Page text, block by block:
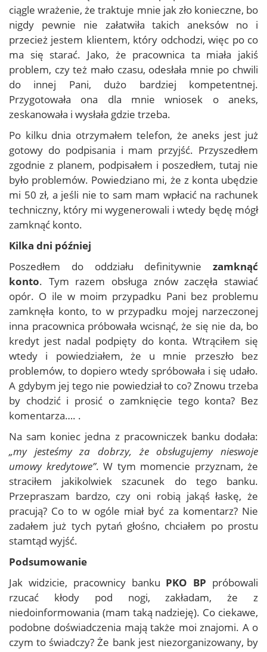
ciągle wrażenie, że traktuje mnie jak zło konieczne, bo
nigdy pewnie nie załatwiła takich aneksów no i
przecież jestem klientem, który odchodzi, więc po co
ma się starać. Jako, że pracownica ta miała jakiś
problem, czy też mało czasu, odesłała mnie po chwili
do innej Pani, dużo bardziej kompetentnej.
Przygotowała ona dla mnie wniosek o aneks,
zeskanowała i wysłała gdzie trzeba.
Po kilku dnia otrzymałem telefon, że aneks jest już
gotowy do podpisania i mam przyjść. Przyszedłem
zgodnie z planem, podpisałem i poszedłem, tutaj nie
było problemów. Powiedziano mi, że z konta ubędzie
mi 50 zł, a jeśli nie to sam mam wpłacić na rachunek
techniczny, który mi wygenerowali i wtedy będę mógł
zamknąć konto.
Kilka dni później
Poszedłem do oddziału definitywnie zamknąć
konto. Tym razem obsługa znów zaczęła stawiać
opór. O ile w moim przypadku Pani bez problemu
zamknęła konto, to w przypadku mojej narzeczonej
inna pracownica próbowała wcisnąć, że się nie da, bo
kredyt jest nadal podpięty do konta. Wtrąciłem się
wtedy i powiedziałem, że u mnie przeszło bez
problemów, to dopiero wtedy spróbowała i się udało.
A gdybym jej tego nie powiedział to co? Znowu trzeba
by chodzić i prosić o zamknięcie tego konta? Bez
komentarza…. .
Na sam koniec jedna z pracowniczek banku dodała:
„my jesteśmy za dobrzy, że obsługujemy nieswoje
umowy kredytowe”. W tym momencie przyznam, że
straciłem jakikolwiek szacunek do tego banku.
Przepraszam bardzo, czy oni robią jakąś łaskę, że
pracują? Co to w ogóle miał być za komentarz? Nie
zadałem już tych pytań głośno, chciałem po prostu
stamtąd wyjść.
Podsumowanie
Jak widzicie, pracownicy banku PKO BP próbowali
rzucać kłody pod nogi, zakładam, że z
niedoinformowania (mam taką nadzieję). Co ciekawe,
podobne doświadczenia mają także moi znajomi. A o
czym to świadczy? Że bank jest niezorganizowany, by